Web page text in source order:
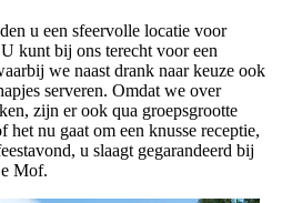
u een sfeervolle locatie voor
kunt bij ons terecht voor een
we naast drank naar keuze ook
serveren. Omdat we over
zijn er ook qua groepsgrootte
nu gaat om een knusse receptie,
u slaagt gegarandeerd bij
Mof.